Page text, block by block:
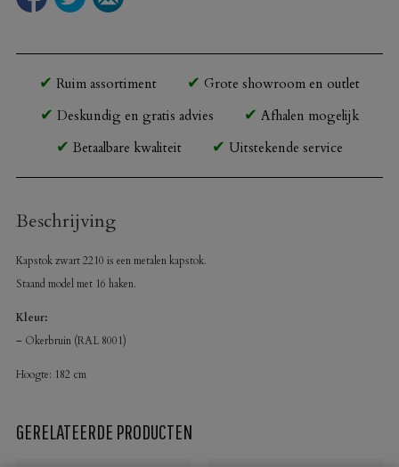
Ruim assortiment
Grote showroom en outlet
Deskundig en gratis advies
Afhalen mogelijk
Betaalbare kwaliteit
Uitstekende service
Beschrijving
Kapstok zwart 2210 is een metalen kapstok.
Staand model met 16 haken.
Kleur:
– Okerbruin (RAL 8001)
Hoogte: 182 cm
GERELATEERDE PRODUCTEN